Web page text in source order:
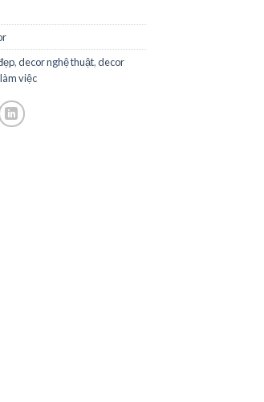
,decor nghệ thuật,decor
việc